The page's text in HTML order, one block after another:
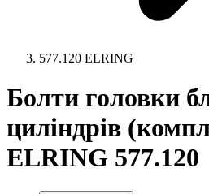
577.120 ELRING
Болти головки
циліндрів
ELRING 577.120